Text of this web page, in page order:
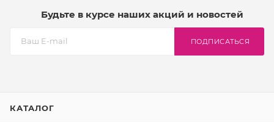
Будьте в курсе наших акций и новостей
ПОДПИСАТЬСЯ
КАТАЛОГ